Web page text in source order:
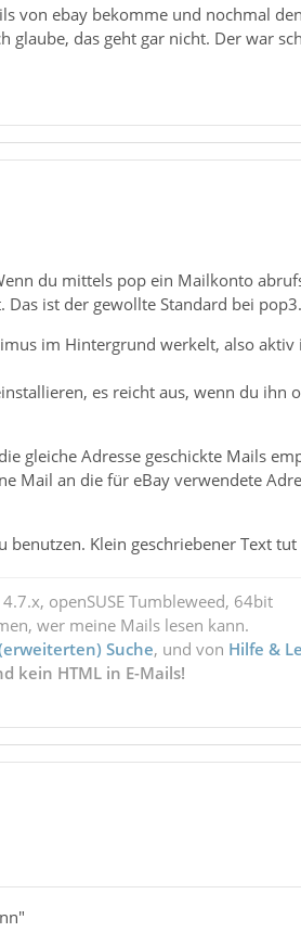
von ebay bekomme und nochmal
glaube, das geht gar nicht. Der war
du mittels pop ein Mailkonto
Das ist der gewollte Standard bei pop3.
im Hintergrund werkelt, also
es reicht aus, wenn du
gleiche Adresse geschickte Mails
Mail an die für eBay verwendete
benutzen. Klein geschriebener Text
openSUSE Tumbleweed, 64bit
wer meine Mails lesen kann.
Suche, und von Hilfe &
kein HTML in E-Mails!